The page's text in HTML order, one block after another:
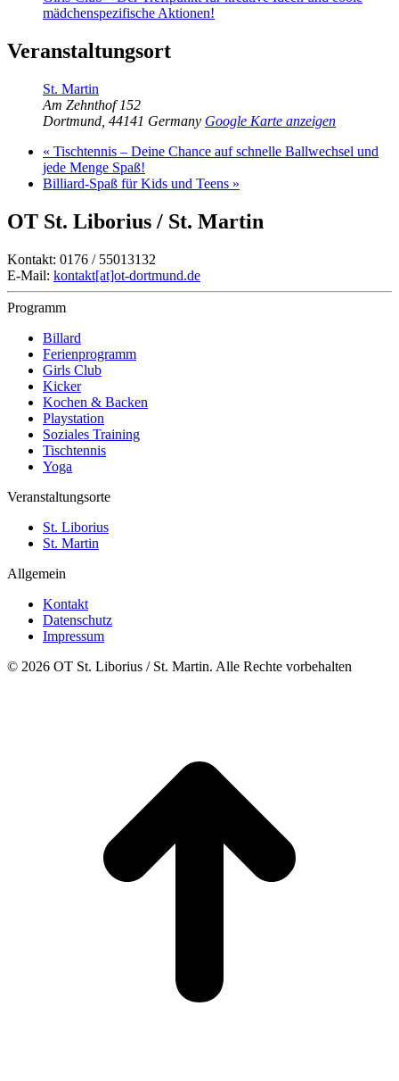
mädchenspezifische Aktionen!
Veranstaltungsort
St. Martin
Am Zehnthof 152
Dortmund 44141 Germany Google Karte anzeigen
« Tischtennis – Deine Chance auf schnelle Ballwechsel und
jede Menge Spaß!
Billiard-Spaß für Kids und Teens »
OT St. Liborius / St. Martin
Kontakt: 0176 / 55013132
E-Mail: kontakt[at]ot-dortmund.de
Programm
Billard
Ferienprogramm
Girls Club
Kicker
Kochen & Backen
Playstation
Soziales Training
Tischtennis
Yoga
Veranstaltungsorte
St. Liborius
St. Martin
Allgemein
Kontakt
Datenschutz
Impressum
© 2026 OT St. Liborius / St. Martin. Alle Rechte vorbehalten